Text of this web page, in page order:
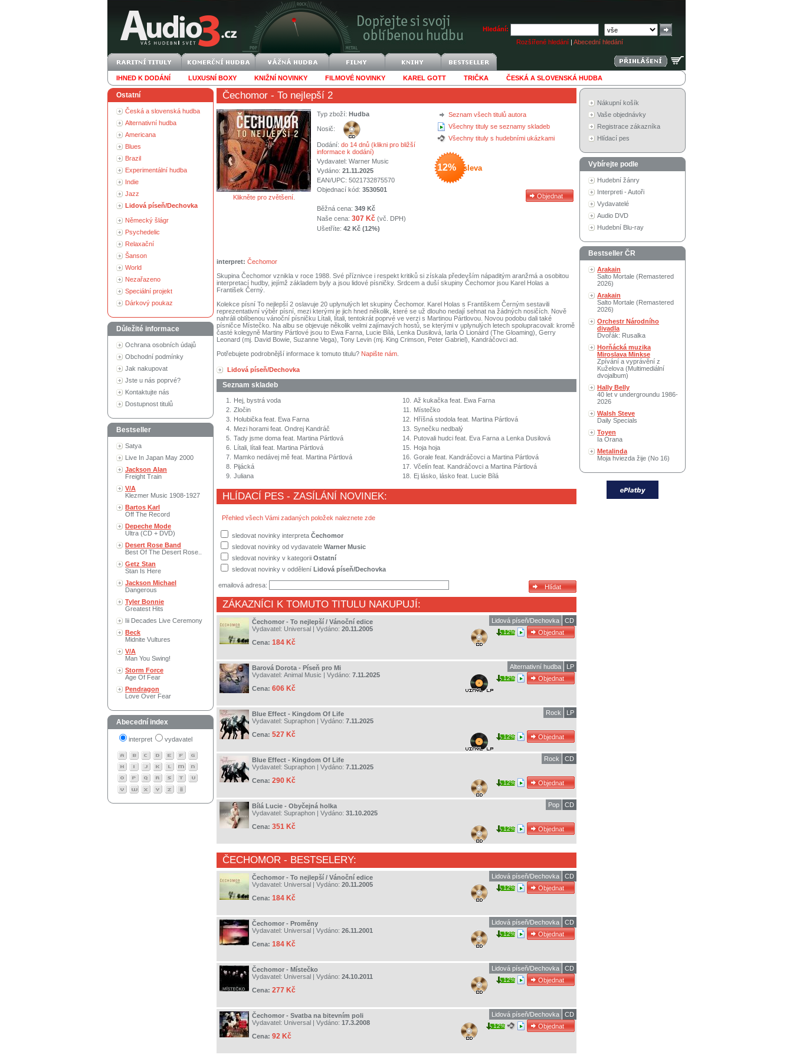
Hledání:
Rozšířené hledání | Abecední hledání
IHNED K DODÁNÍ LUXUSNÍ BOXY KNIŽNÍ NOVINKY FILMOVÉ NOVINKY KAREL GOTT TRIČKA ČESKÁ A SLOVENSKÁ HUDBA
Ostatní
Česká a slovenská hudba
Alternativní hudba
Americana
Blues
Brazil
Experimentální hudba
Indie
Jazz
Lidová píseň/Dechovka
Německý šlágr
Psychedelic
Relaxační
Šanson
World
Nezařazeno
Speciální projekt
Dárkový poukaz
Důležité informace
Ochrana osobních údajů
Obchodní podmínky
Jak nakupovat
Jste u nás poprvé?
Kontaktujte nás
Dostupnost titulů
Bestseller
Satya
Live In Japan May 2000
Jackson Alan
Freight Train
V/A
Klezmer Music 1908-1927
Bartos Karl
Off The Record
Depeche Mode
Ultra (CD + DVD)
Desert Rose Band
Best Of The Desert Rose..
Getz Stan
Stan Is Here
Jackson Michael
Dangerous
Tyler Bonnie
Greatest Hits
Iii Decades Live Ceremony
Beck
Midnite Vultures
V/A
Man You Swing!
Storm Force
Age Of Fear
Pendragon
Love Over Fear
Abecední index
interpret vydavatel
Čechomor - To nejlepší 2
Klikněte pro zvětšení.
Seznam všech titulů autora
Všechny tituly se seznamy skladeb
Všechny tituly s hudebními ukázkami
12% sleva
Typ zboží: Hudba
Nosič:
Dodání: do 14 dnů (klikni pro bližší
informace k dodání)
Vydavatel: Warner Music
Vydáno: 21.11.2025
EAN/UPC: 5021732875570
Objednací kód: 3530501
Běžná cena: 349 Kč
Naše cena: 307 Kč (vč. DPH)
Ušetříte: 42 Kč (12%)
interpret: Čechomor
Skupina Čechomor vznikla v roce 1988. Své příznivce i respekt kritiků si získala především nápaditým aranžmá a osobitou
interpretací hudby, jejímž základem byly a jsou lidové písničky. Srdcem a duší skupiny Čechomor jsou Karel Holas a
František Černý.
Kolekce písní To nejlepší 2 oslavuje 20 uplynulých let skupiny Čechomor. Karel Holas s Františkem Černým sestavili
reprezentativní výběr písní, mezi kterými je jich hned několik, které se už dlouho nedají sehnat na žádných nosičích. Nově
nahráli oblíbenou vánoční písničku Lítali, lítali, tentokrát poprvé ve verzi s Martinou Pártlovou. Novou podobu dali také
písničce Místečko. Na albu se objevuje několik velmi zajímavých hostů, se kterými v uplynulých letech spolupracovali: kromě
časté kolegyně Martiny Pártlové jsou to Ewa Farna, Lucie Bílá, Lenka Dusilová, Iarla Ó Lionáird (The Gloaming), Gerry
Leonard (mj. David Bowie, Suzanne Vega), Tony Levin (mj. King Crimson, Peter Gabriel), Kandráčovci ad.
Potřebujete podrobnější informace k tomuto titulu? Napište nám
Lidová píseň/Dechovka
Seznam skladeb
1.
Hej, bystrá voda
2. Zločin
3.
Holubička feat. Ewa Farna
4.
Mezi horami feat. Ondrej Kandráč
5. Tady jsme doma feat. Martina Pártlová
6.
Lítali, lítali feat. Martina Pártlová
7.
Mamko nedávej mě feat. Martina Pártlová
8.
Pijácká
9. Juliana
10. Až kukačka feat. Ewa Farna
11.
Místečko
12.
Hříšná stodola feat. Martina Pártlová
13. Synečku nedbalý
14.
Putovali hudci feat. Eva Farna a Lenka Dusilová
15.
Hoja hoja
16. Gorale feat. Kandráčovci a Martina Pártlová
17. Včelín feat. Kandráčovci a Martina Pártlová
18.
Ej lásko, lásko feat. Lucie Bílá
HLÍDACÍ PES - ZASÍLÁNÍ NOVINEK:
Přehled všech Vámi zadaných položek naleznete zde
sledovat novinky interpreta Čechomor
sledovat novinky od vydavatele Warner Music
sledovat novinky v kategorii Ostatní
sledovat novinky v oddělení Lidová píseň/Dechovka
emailová adresa:
ZÁKAZNÍCI K TOMUTO TITULU NAKUPUJÍ:
Čechomor - To nejlepší / Vánoční edice
Vydavatel: Universal | Vydáno: 20.11.2005
Cena: 184 Kč
CD
Lidová píseň/Dechovka
12%
Barová Dorota - Píseň pro Mi
Vydavatel: Animal Music | Vydáno: 7.11.2025
Cena: 606 Kč
LP
Alternativní hudba
12%
Blue Effect - Kingdom Of Life
Vydavatel: Supraphon | Vydáno: 7.11.2025
Cena: 527 Kč
LP
Rock
12%
Blue Effect - Kingdom Of Life
Vydavatel: Supraphon | Vydáno: 7.11.2025
Cena: 290 Kč
CD
Rock
12%
Bílá Lucie - Obyčejná holka
Vydavatel: Supraphon | Vydáno: 31.10.2025
Cena: 351 Kč
CD
Pop
12%
ČECHOMOR - BESTSELERY:
Čechomor - To nejlepší / Vánoční edice
Vydavatel: Universal | Vydáno: 20.11.2005
Cena: 184 Kč
CD
Lidová píseň/Dechovka
12%
Čechomor - Proměny
Vydavatel: Universal | Vydáno: 26.11.2001
Cena: 184 Kč
CD
Lidová píseň/Dechovka
12%
Čechomor - Místečko
Vydavatel: Universal | Vydáno: 24.10.2011
Cena: 277 Kč
CD
Lidová píseň/Dechovka
12%
Čechomor - Svatba na bitevním poli
Vydavatel: Universal | Vydáno: 17.3.2008
Cena: 92 Kč
CD
Lidová píseň/Dechovka
12%
Nákupní košík
Vaše objednávky
Registrace zákazníka
Hlídací pes
Vybírejte podle
Hudební žánry
Interpreti - Autoři
Vydavatelé
Audio DVD
Hudební Blu-ray
Bestseller ČR
Arakain
Salto Mortale (Remastered
2026)
Arakain
Salto Mortale (Remastered
2026)
Orchestr Národního
divadla
Dvořák: Rusalka
Horňácká muzika
Miroslava Minkse
Zpívání a vyprávění z
Kuželova (Multimediální
dvojalbum)
Hally Belly
40 let v undergroundu 1986-
2026
Walsh Steve
Daily Specials
Toyen
Ia Orana
Metalinda
Moja hviezda žije (No 16)